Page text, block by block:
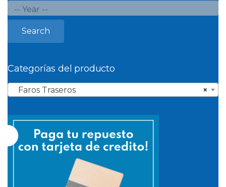
Search
Categorías del producto
×
Faros Traseros